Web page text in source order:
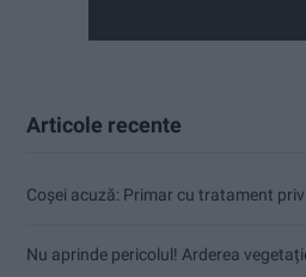
Articole recente
Coșei acuză: Primar cu tratament
Nu aprinde pericolul! Arderea